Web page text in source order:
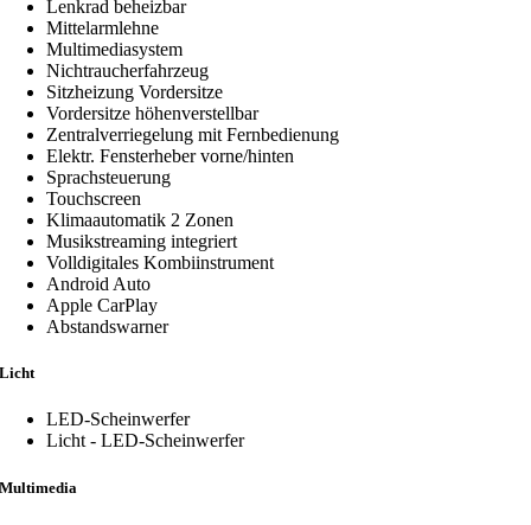
Lenkrad beheizbar
Mittelarmlehne
Multimediasystem
Nichtraucherfahrzeug
Sitzheizung Vordersitze
Vordersitze höhenverstellbar
Zentralverriegelung mit Fernbedienung
Elektr. Fensterheber vorne/hinten
Sprachsteuerung
Touchscreen
Klimaautomatik 2 Zonen
Musikstreaming integriert
Volldigitales Kombiinstrument
Android Auto
Apple CarPlay
Abstandswarner
Licht
LED-Scheinwerfer
Licht - LED-Scheinwerfer
Multimedia